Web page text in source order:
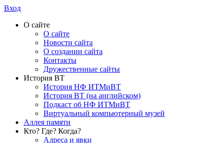
Вход
О сайте
О сайте
Новости сайта
О создании сайта
Контакты
Дружественные сайты
История ВТ
История НФ ИТМиВТ
История ВТ (на английском)
Подкаст об НФ ИТМиВТ
Виртуальный компьютерный музей
Аллея памяти
Кто? Где? Когда?
Адреса и явки